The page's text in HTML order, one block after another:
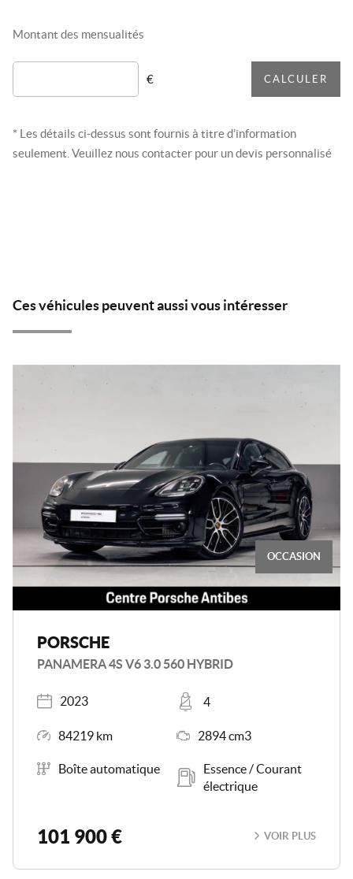
Montant des mensualités
€ CALCULER
* Les détails ci-dessus sont fournis à titre d’information
seulement. Veuillez nous contacter pour un devis personnalisé
Ces véhicules peuvent aussi vous intéresser
OCCASION
PORSCHE
PANAMERA 4S V6 3.0 560 HYBRID
Année
2023
Places
4
Kilométrage
84219 km 2894 cm3
Boîte de vitesse
Boîte automatique
Essence / Courant
électrique
101 900 € VOIR PLUS